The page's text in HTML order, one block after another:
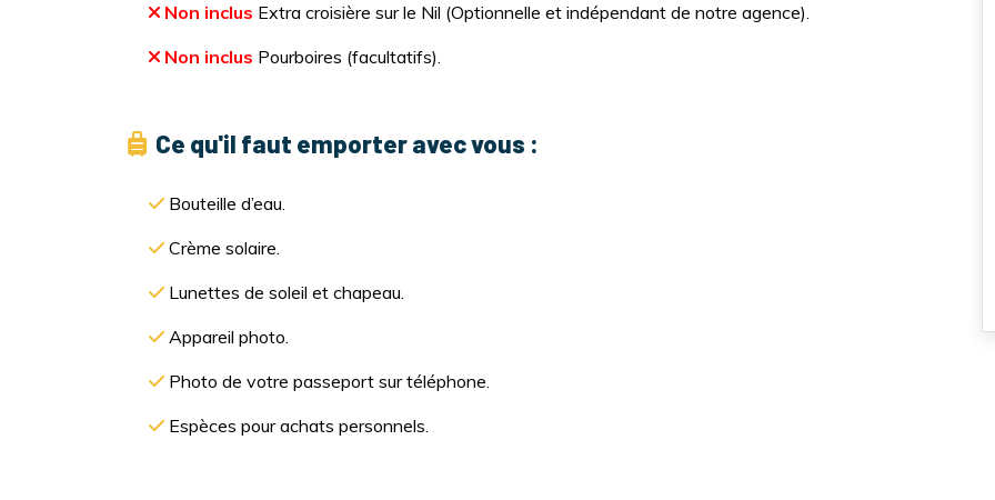
Non inclus Extra croisière sur le Nil (Optionnelle et indépendant de notre agence).
Non inclus Pourboires (facultatifs).
Ce qu'il faut emporter avec vous :
Bouteille d’eau.
Crème solaire.
Lunettes de soleil et chapeau.
Appareil photo.
Photo de votre passeport sur téléphone.
Espèces pour achats personnels.